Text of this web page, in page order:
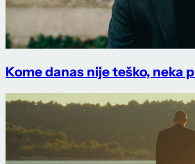
Kome danas nije teško, neka